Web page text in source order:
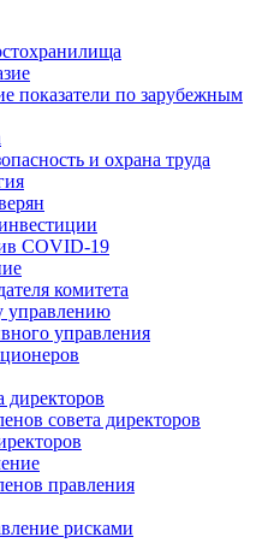
показатели по зарубежным
и охрана труда
COVID‑19
комитета
управлению
управления
директоров
совета директоров
правления
рисками